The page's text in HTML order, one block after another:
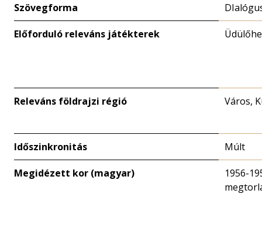
Szövegforma
Előforduló releváns játékterek
Releváns földrajzi régió Város,
Időszinkronitás Múlt
Megidézett kor (magyar)
1956-